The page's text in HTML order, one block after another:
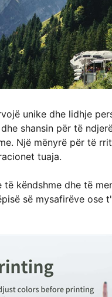
unike dhe lidhje
shansin për të
Një mënyrë për të
tuaja.
këndshme dhe të
së mysafirëve ose